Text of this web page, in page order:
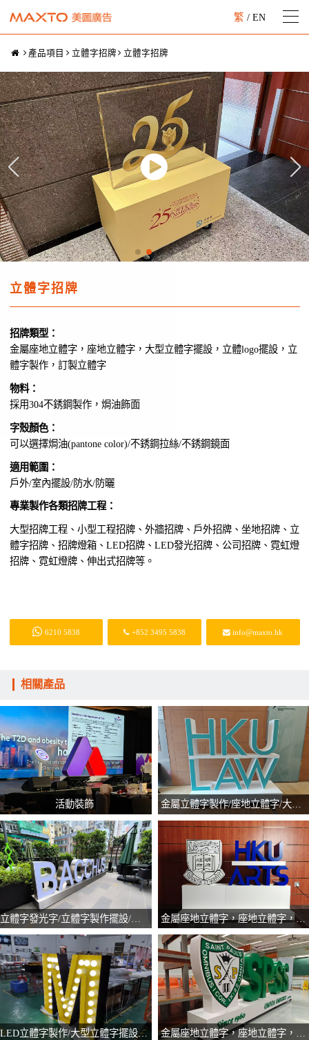
繁 / EN
產品項目 立體字招牌 立體字招牌
立體字招牌
招牌類型：
金屬座地立體字，座地立體字，大型立體字擺設，立體logo擺設，立
體字製作，訂製立體字
物料：
採用304不銹鋼製作，焗油飾面
字殼顏色：
可以選擇焗油(pantone color)/不銹鋼拉絲/不銹鋼鏡面
適用範圍：
戶外/室內擺設/防水/防曬
專業製作各類招牌工程：
大型招牌工程、小型工程招牌、外牆招牌、戶外招牌、坐地招牌、立
體字招牌、招牌燈箱、LED招牌、LED發光招牌、公司招牌、霓虹燈
招牌、霓虹燈牌、伸出式招牌等。
6210 5838 +852 3495 5838 info@maxto.hk
相關產品
活動裝飾
金屬座地立體字，座地立體字，大型立體字擺設，立體logo擺設，立體字製作，訂製立體字
LED立體字製作/大型立體字擺設/座地立體字/訂製立體字